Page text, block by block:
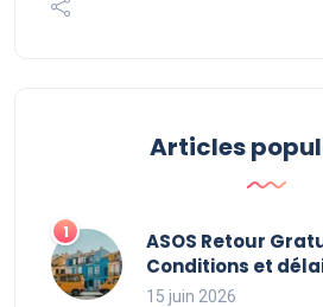
Articles
ASOS Retour
Conditions et
15 juin 2026